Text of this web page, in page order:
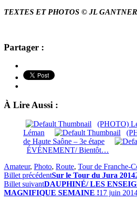
TEXTES ET PHOTOS © JL GANTNER
Partager :
À Lire Aussi :
(PHOTO)
Léman
de Haute Saône – 3e étape
ÉVÉNEMENT/ Bientôt…
Amateur, Photo, Route, Tour de Franche-
Billet précédentSur le Tour du Jura 2014
Billet suivantDAUPHINÉ/ LES
MAGNIFIQUE SEMAINE !17 juin